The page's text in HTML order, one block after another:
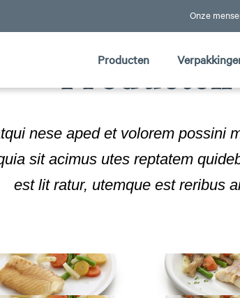
Onze
Producten
Producten
nese aped et volorem possini
sit acimus utes reptatem
est lit ratur, utemque est reribus